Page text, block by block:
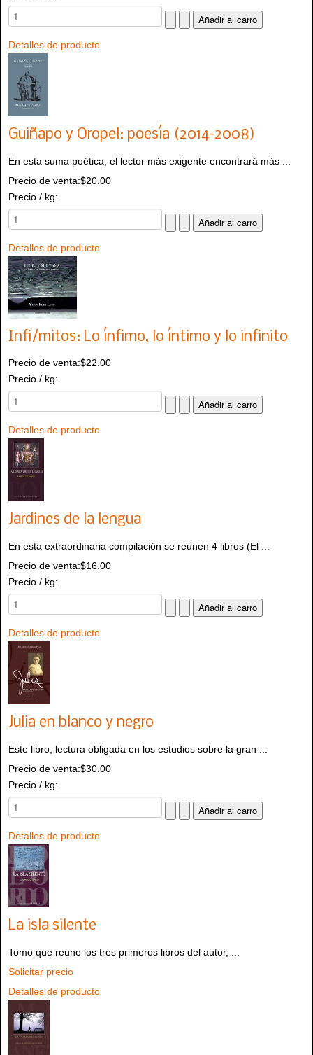
Detalles de producto
Guiñapo y Oropel: poesía (2014-2008)
En esta suma poética, el lector más exigente encontrará más ...
Precio de venta:$20.00
Precio / kg:
Detalles de producto
Infi/mitos: Lo ínfimo, lo íntimo y lo infinito
Precio de venta:$22.00
Precio / kg:
Detalles de producto
Jardines de la lengua
En esta extraordinaria compilación se reúnen 4 libros (El ...
Precio de venta:$16.00
Precio / kg:
Detalles de producto
Julia en blanco y negro
Este libro, lectura obligada en los estudios sobre la gran ...
Precio de venta:$30.00
Precio / kg:
Detalles de producto
La isla silente
Tomo que reune los tres primeros libros del autor, ...
Solicitar precio
Detalles de producto